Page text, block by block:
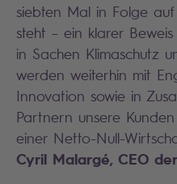
siebten Mal in Folge
steht – ein klarer
in Sachen Klimaschutz
werden weiterhin mit
Innovation sowie in
Partnern unsere
einer Netto-Null-
Cyril Malargé, CEO